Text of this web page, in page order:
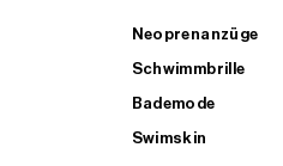
Neoprenanzüge
Schwimmbrille
Bademode
Swimskin